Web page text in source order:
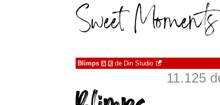
Blimps à € de Din Studio
11.125